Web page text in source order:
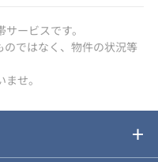
ービスです。
ではなく、物件の状況等
せ。